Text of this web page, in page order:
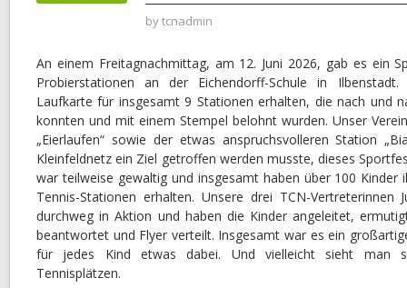
bytcnadmin
An einem Freitagnachmittag, am 12. Juni 2026, gab es ein
Probierstationen an der Eichendorff-Schule in
Laufkarte für insgesamt 9 Stationen erhalten, die nach und
konnten und mit einem Stempel belohnt wurden. Unser
„Eierlaufen“ sowie der etwas anspruchsvolleren Station
Kleinfeldnetz ein Ziel getroffen werden musste, dieses
war teilweise gewaltig und insgesamt haben über 100 Kinder
Tennis-Stationen erhalten. Unsere drei TCN-Vertreterinnen
durchweg in Aktion und haben die Kinder angeleitet,
beantwortet und Flyer verteilt. Insgesamt war es ein
für jedes Kind etwas dabei. Und vielleicht sieht man
Tennisplätzen.